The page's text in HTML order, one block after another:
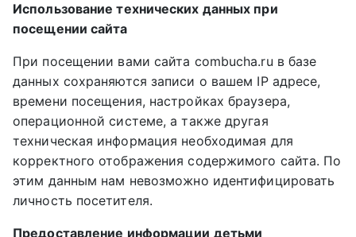
Использование технических данных при
посещении сайта
При посещении вами сайта combucha.ru в базе
данных сохраняются записи о вашем IP адресе,
времени посещения, настройках браузера,
операционной системе, а также другая
техническая информация необходимая для
корректного отображения содержимого сайта. По
этим данным нам невозможно идентифицировать
личность посетителя.
Предоставление информации детьми